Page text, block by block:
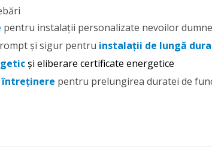
pentru instalații personalizate nevoilor
și sigur pentru instalații de lungă
și eliberare certificate energetice
întreținere pentru prelungirea duratei de